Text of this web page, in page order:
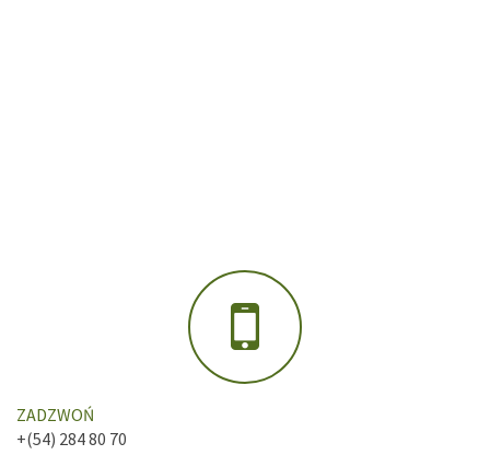
ZADZWOŃ
+(54) 284 80 70